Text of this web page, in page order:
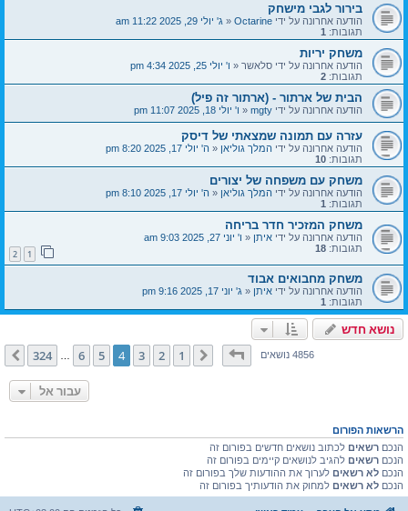
בירור לגבי מישחק
הודעה אחרונה על ידי Octarine
«ג' יולי 29, 2025 11:22 am
תגובות: 1
משחק יריות
הודעה אחרונה על ידי סלאשר«ו' יולי 25, 2025 4:34 pm
תגובות: 2
הבית של ארתור - (ארתור זה פיל)
הודעה אחרונה על ידי mgty
«ו' יולי 18, 2025 11:07 pm
עזרה עם תמונה שמצאתי של דיסק
הודעה אחרונה על ידי המלך גוליאן«ה' יולי 17, 2025 8:20 pm
תגובות: 10
משחק עם משפחה של יצורים
הודעה אחרונה על ידי המלך גוליאן«ה' יולי 17, 2025 8:10 pm
תגובות: 1
משחק המזכיר חדר בריחה
הודעה אחרונה על ידי איתן«ו' יוני 27, 2025 9:03 am
תגובות: 18
2
משחק מחבואים אבוד
הודעה אחרונה על ידי איתן«ג' יוני 17, 2025 9:16 pm
תגובות: 1
נושא חדש
4856 נושאיםדף4מתוך 324 הקודם 1
2
3
4
5
6
324 הבא
עבור אל
הרשאות הפורום
הנכם רשאיםלכתוב נושאים חדשים בפורום זה
הנכם רשאיםלהגיב לנושאים קיימים בפורום זה
הנכם לא רשאיםלערוך את ההודעות שלך בפורום זה
הנכם לא רשאיםלמחוק את הודעותיך בפורום זה